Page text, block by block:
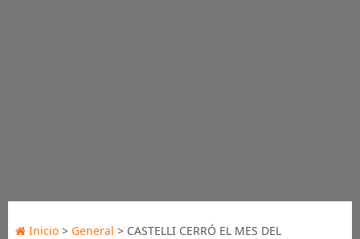
Inicio> General > CASTELLI CERRÓ EL MES DEL